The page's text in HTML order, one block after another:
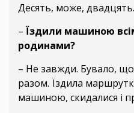
Десять, може, двадцять.
– Їздили машиною
родинами?
– Не завжди. Бувало, що
разом. Їздила
машиною, скидалися і